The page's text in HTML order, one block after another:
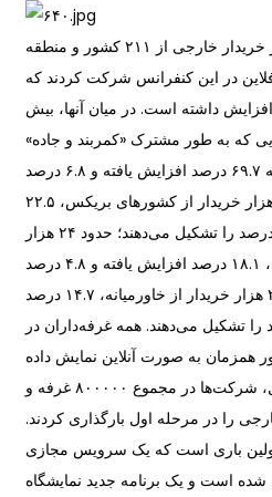
تا ۱۹ اکتبر، بیش از ۱۳۰ هزار خریدار خارجی از ۲۱۱ کشور و منطقه
در این کنفرانس شرکت کردند که
قبل ۴.۶ درصد افزایش داشته است. در میان آنها، بیش
که به طور مشترک «کمربند و جاده»
را ساخته‌اند، حضور داشتند که ۶۹.۷ درصد افزایش یافته و ۶.۸ درصد
را نشان می‌دهد؛ حدود ۳۰ هزار خریدار از کشورهای بریکس، ۲۲.۵
درصد افزایش یافته و ۵.۵ درصد را تشکیل می‌دهند؛ حدود ۲۴ هزار
خریدار از اروپا و ایالات متحده، ۱۸.۱ درصد افزایش یافته و ۴.۸ درصد
را تشکیل می‌دهند؛ حدود ۲۰ هزار خریدار از خاورمیانه، ۱۴.۷ درصد
یافته و ۴۴.۲ درصد را تشکیل می‌دهند. همه غرفه‌داران در
همزمان به صورت آنلاین نمایش داده
می‌شوند. در مرحله اول، شرکت‌ها در مجموع ۸۰۰۰۰۰ غرفه و
خارجی را در مرحله اول بارگذاری کردند.
اولین باری است که یک سرویس مجازی
شده است و یک برنامه جدید نمایشگاه